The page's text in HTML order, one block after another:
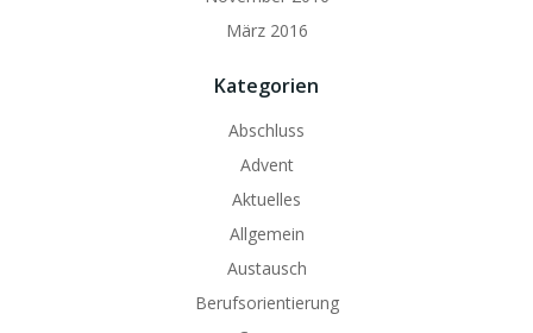
März 2016
Kategorien
Abschluss
Advent
Aktuelles
Allgemein
Austausch
Berufsorientierung